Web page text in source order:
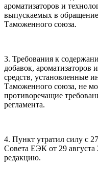
ароматизаторов и
выпускаемых в
Таможенного союза.
3. Требования к
добавок, ароматизаторов
средств, установленные
Таможенного союза, не
противоречащие
регламента.
4. Пункт утратил силу с
Совета ЕЭК от 29
редакцию.